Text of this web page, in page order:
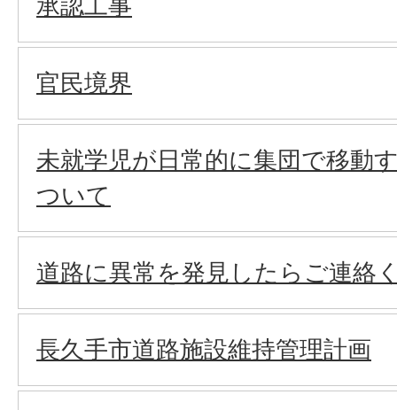
官民境界
未就学児が日常的に集団で移動
ついて
道路に異常を発見したらご連絡
長久手市道路施設維持管理計画